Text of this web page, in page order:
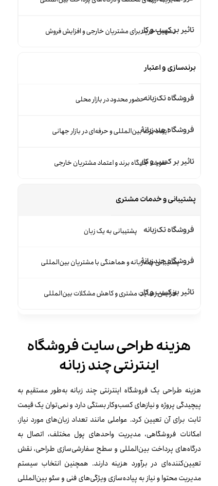
تسهیل خرید برای مشتریان خارجی و افزایش فروش
برندسازی و اعتبار
حضور محدود در بازار محلی
ایجاد برند بین‌المللی و حرفه‌ای در بازار جهانی
تقویت جایگاه برند و اعتماد مشتریان خارجی
پشتیبانی و خدمات مشتری
پشتیبانی به یک زبان
پشتیبانی چندزبانه و هماهنگی با مشتریان بین‌المللی
افزایش رضایت مشتری و کاهش مشکلات بین‌المللی
هزینه طراحی سایت فروشگاه
اینترنتی چند زبانه
هزینه طراحی یک فروشگاه اینترنتی چند زبانه به‌طور مستقیم به
پیچیدگی پروژه و نیازهای کسب‌وکار بستگی دارد و نمی‌توان یک قیمت
ثابت برای آن تعیین کرد. عواملی مانند تعداد زبان‌های مورد نیاز،
امکانات فروشگاهی، مدیریت واحدهای پول مختلف، اتصال به
درگاه‌های پرداخت بین‌المللی و سطح سفارشی‌سازی طراحی، نقش
تعیین‌کننده‌ای در برآورد هزینه دارند. همچنین انتخاب سیستم
مدیریت محتوا و نیاز به پیاده‌سازی ویژگی‌های فنی و سئو بین‌المللی